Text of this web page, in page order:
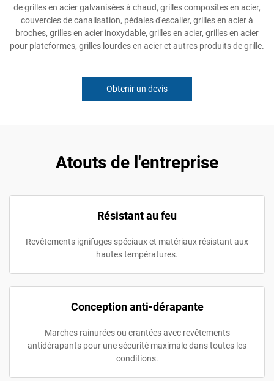
de grilles en acier galvanisées à chaud, grilles composites en acier,
couvercles de canalisation, pédales d'escalier, grilles en acier à
broches, grilles en acier inoxydable, grilles en acier, grilles en acier
pour plateformes, grilles lourdes en acier et autres produits de grille.
Obtenir un devis
Atouts de l'entreprise
Résistant au feu
Revêtements ignifuges spéciaux et matériaux résistant aux
hautes températures.
Conception anti-dérapante
Marches rainurées ou crantées avec revêtements
antidérapants pour une sécurité maximale dans toutes les
conditions.